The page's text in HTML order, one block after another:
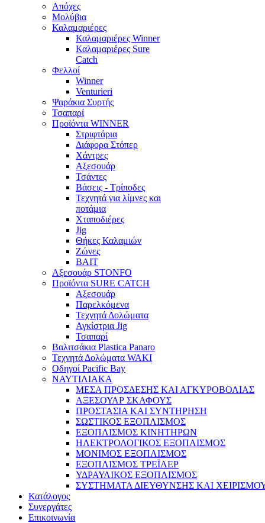
Απόχες
Μολύβια
Καλαμαριέρες
Καλαμαριέρες Winner
Καλαμαριέρες Sure
Catch
Φελλοί
Winner
Venturieri
Ψαράκια Συρτής
Τσαπαρί
Προϊόντα WINNER
Στριφτάρια
Διάφορα Στόπερ
Χάντρες
Αξεσουάρ
Τσάντες
Βάσεις - Τρίποδες
Τεχνητά για λίμνες και
ποτάμια
Χταποδιέρες
Jig
Θήκες Καλαμιών
Ζώνες
BAIT
Αξεσουάρ STONFO
Προϊόντα SURE CATCH
Αξεσουάρ
Παρελκόμενα
Τεχνητά Δολώματα
Αγκίστρια Jig
Τσαπαρί
Βαλιτσάκια Plastica Panaro
Τεχνητά Δολώματα WAKI
Οδηγοί Pacific Bay
ΝΑΥΤΙΛΙΑΚΑ
ΜΕΣΑ ΠΡΟΣΔΕΣΗΣ ΚΑΙ ΑΓΚΥΡΟΒΟΛΙΑΣ
ΑΞΕΣΟΥΑΡ ΣΚΑΦΟΥΣ
ΠΡΟΣΤΑΣΙΑ ΚΑΙ ΣΥΝΤΗΡΗΣΗ
ΣΩΣΤΙΚΟΣ ΕΞΟΠΛΙΣΜΟΣ
ΕΞΟΠΛΙΣΜΟΣ ΚΙΝΗΤΗΡΩΝ
ΗΛΕΚΤΡΟΛΟΓΙΚΟΣ ΕΞΟΠΛΙΣΜΟΣ
ΜΟΝΙΜΟΣ ΕΞΟΠΛΙΣΜΟΣ
ΕΞΟΠΛΙΣΜΟΣ ΤΡΕΪΛΕΡ
ΥΔΡΑΥΛΙΚΟΣ ΕΞΟΠΛΙΣΜΟΣ
ΣΥΣΤΗΜΑΤΑ ΔΙΕΥΘΥΝΣΗΣ ΚΑΙ
Κατάλογος
Συνεργάτες
Επικοινωνία